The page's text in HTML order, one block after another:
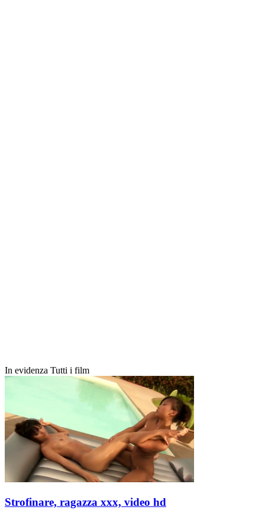
In evidenza Tutti i film
Strofinare, ragazza xxx, video hd